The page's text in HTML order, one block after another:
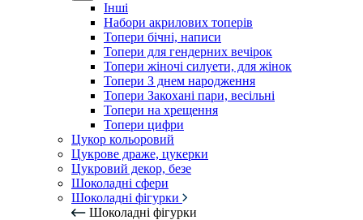
Інші
Набори акрилових топерів
Топери бічні, написи
Топери для гендерних вечірок
Топери жіночі силуети, для жінок
Топери З днем ​​народження
Топери Закохані пари, весільні
Топери на хрещення
Топери цифри
Цукор кольоровий
Цукрове драже, цукерки
Цукровий декор, безе
Шоколадні сфери
Шоколадні фігурки
Шоколадні фігурки